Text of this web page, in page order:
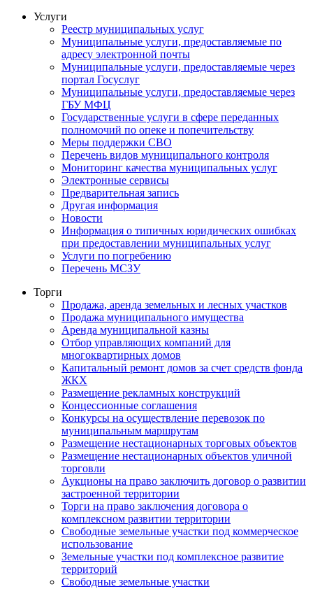
Услуги
Реестр муниципальных услуг
Муниципальные услуги, предоставляемые по
адресу электронной почты
Муниципальные услуги, предоставляемые через
портал Госуслуг
Муниципальные услуги, предоставляемые через
ГБУ МФЦ
Государственные услуги в сфере переданных
полномочий по опеке и попечительству
Меры поддержки СВО
Перечень видов муниципального контроля
Мониторинг качества муниципальных услуг
Электронные сервисы
Предварительная запись
Другая информация
Новости
Информация о типичных юридических ошибках
при предоставлении муниципальных услуг
Услуги по погребению
Перечень МСЗУ
Торги
Продажа, аренда земельных и лесных участков
Продажа муниципального имущества
Аренда муниципальной казны
Отбор управляющих компаний для
многоквартирных домов
Капитальный ремонт домов за счет средств фонда
ЖКХ
Размещение рекламных конструкций
Концессионные соглашения
Конкурсы на осуществление перевозок по
муниципальным маршрутам
Размещение нестационарных торговых объектов
Размещение нестационарных объектов уличной
торговли
Аукционы на право заключить договор о развитии
застроенной территории
Торги на право заключения договора о
комплексном развитии территории
Свободные земельные участки под коммерческое
использование
Земельные участки под комплексное развитие
территорий
Свободные земельные участки